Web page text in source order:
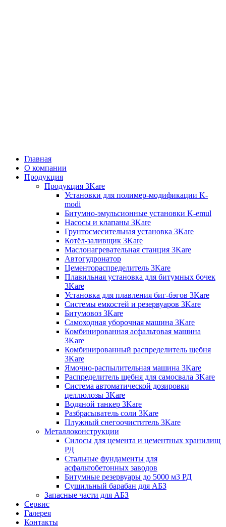
Главная
О компании
Продукция
Продукция 3Kare
Установки для полимер-модификации K-
modi
Битумно-эмульсионные установки K-emul
Насосы и клапаны 3Kare
Грунтосмесительная установка 3Kare
Котёл-заливщик 3Kare
Маслонагревательная станция 3Kare
Автогудронатор
Цементораспределитель 3Kare
Плавильная установка для битумных бочек
3Kare
Установка для плавления биг-бэгов 3Kare
Системы емкостей и резервуаров 3Kare
Битумовоз 3Kare
Самоходная уборочная машина 3Kare
Комбинированная асфальтовая машина
3Kare
Комбинированный распределитель щебня
3Kare
Ямочно-распылительная машина 3Kare
Распределитель щебня для самосвала 3Kare
Система автоматической дозировки
целлюлозы 3Kare
Водяной танкер 3Kare
Разбрасыватель соли 3Kare
Плужный снегоочиститель 3Kare
Металлоконструкции
Силосы для цемента и цементных хранилищ
РД
Стальные фундаменты для
асфальтобетонных заводов
Битумные резервуары до 5000 м3 РД
Сушильный барабан для АБЗ
Запасные части для АБЗ
Сервис
Галерея
Контакты